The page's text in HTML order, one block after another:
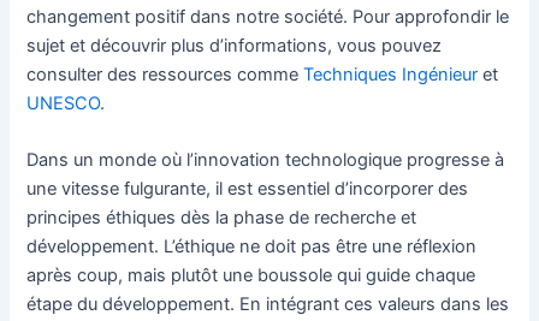
changement positif dans notre société. Pour approfondir le
sujet et découvrir plus d’informations, vous pouvez
consulter des ressources commeTechniques Ingénieur et
UNESCO.
Dans un monde où l’innovation technologique progresse à
une vitesse fulgurante, il est essentiel d’incorporer des
principes éthiques dès la phase de recherche et
développement. L’éthique ne doit pas être une réflexion
après coup, mais plutôt une boussole qui guide chaque
étape du développement. En intégrant ces valeurs dans les